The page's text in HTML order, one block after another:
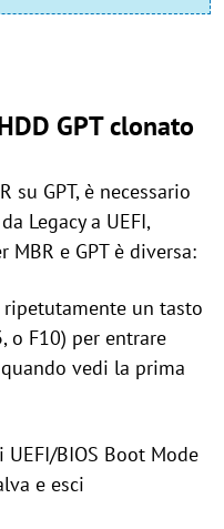
GPT clonato
su GPT, è necessario
Legacy a UEFI,
e GPT è diversa:
un tasto
o F10) per entrare
vedi la prima
UEFI/BIOS Boot Mode
e esci